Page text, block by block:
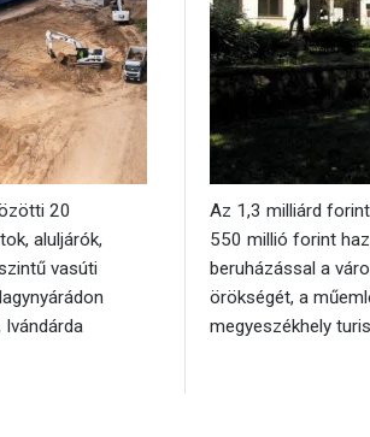
20
aluljárók,
vasúti
Ivándárda
Az 1,3 milliárd
550 millió forint
beruházással a
örökségét, a
megyeszékhely